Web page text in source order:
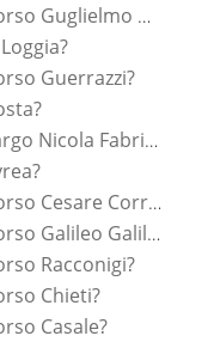
Vendere o Affittare in Corso Guglielmo Marconi?
Guerrazzi?
Vendere o Affittare in Largo Nicola Fabrizi?
Vendere o Affittare in Corso Cesare Correnti?
Vendere o Affittare in Corso Galileo Galilei?
Racconigi?
Chieti?
Casale?